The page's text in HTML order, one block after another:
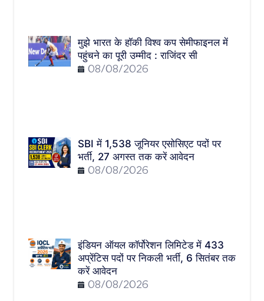
मुझे भारत के हॉकी विश्व कप सेमीफाइनल में
पहुंचने का पूरी उम्मीद : राजिंदर सी
08/08/2026
SBI में 1,538 जूनियर एसोसिएट पदों पर
भर्ती, 27 अगस्त तक करें आवेदन
08/08/2026
इंडियन ऑयल कॉर्पोरेशन लिमिटेड में 433
अप्रेंटिस पदों पर निकली भर्ती, 6 सितंबर तक
करें आवेदन
08/08/2026